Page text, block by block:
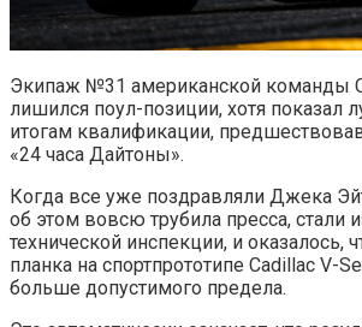
Экипаж №31 американской команды
лишился поул-позиции, хотя показал
итогам квалификации,
«24 часа Дайтоны».
Когда все уже поздравляли Джека
об этом вовсю трубила пресса,
технической инспекции, и оказалось,
планка на спортпрототипе Cadillac V-
больше допустимого предела.